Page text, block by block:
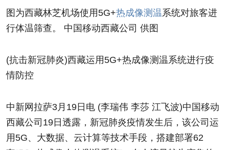
图为西藏林芝机场使用5G+热成像测温系统对旅客进
行体温筛查。 中国移动西藏公司 供图
(抗击新冠肺炎)西藏运用5G+热成像测温系统进行疫
情防控
中新网拉萨3月19日电 (李瑞伟 李莎 江飞波)中国移动
西藏公司19日透露，新冠肺炎疫情发生后，该公司运
用5G、大数据、云计算等技术手段，搭建部署62